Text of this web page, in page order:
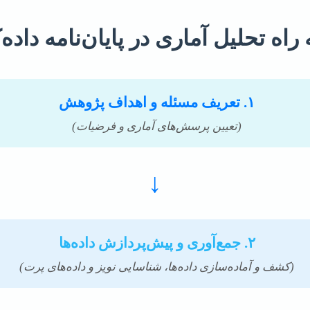
تحلیل آماری در پایان‌نامه
۱. تعریف مسئله و اهداف پژوهش
(تعیین پرسش‌های آماری و فرضیات)
↓
۲. جمع‌آوری و پیش‌پردازش داده‌ها
(کشف و آماده‌سازی داده‌ها، شناسایی نویز و داده‌های پرت)